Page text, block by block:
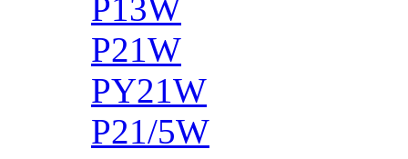
P13W
P21W
PY21W
P21/5W